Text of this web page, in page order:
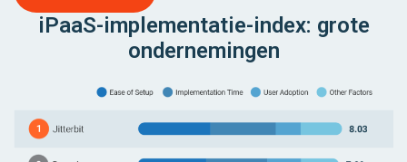
iPaaS-implementatie-index: grote
ondernemingen